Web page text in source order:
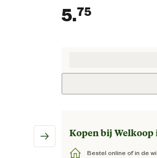
5.75
Kopen bij
Bestel online of in de